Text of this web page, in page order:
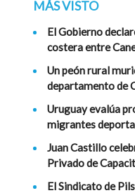
MÁS VISTO
El Gobierno
costera entre
Un peón rural
departamento de
Uruguay evalúa
migrantes
Juan Castillo
Privado de
El Sindicato de